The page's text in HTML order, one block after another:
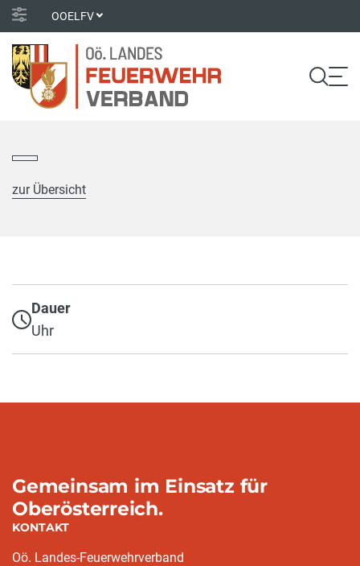
OOELFV
zur Übersicht
Dauer
Uhr
Gemeinsam im Einsatz für
Oberösterreich.
KONTAKT
Oö. Landes-Feuerwehrverband